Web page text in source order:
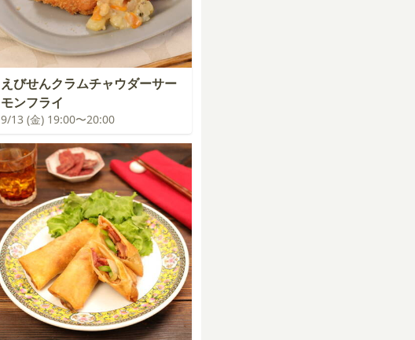
えびせんクラムチャウダーサー
モンフライ
9/13 (金) 19:00〜20:00